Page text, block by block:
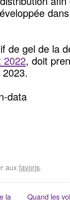
de gel de la
2022, doit
data
auxfavoris.
la
Quand les